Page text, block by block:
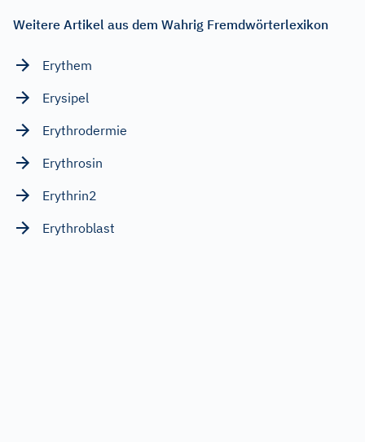
Weitere Artikel aus dem Wahrig Fremdwörterlexikon
Erythem
Erysipel
Erythrodermie
Erythrosin
Erythrin2
Erythroblast